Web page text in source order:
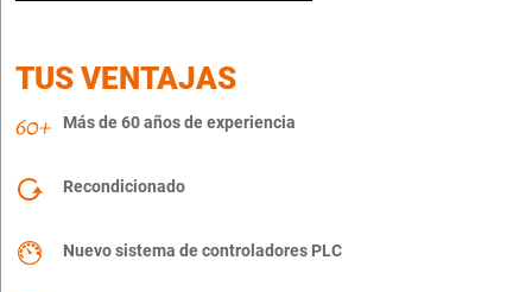
TUS VENTAJAS
Más de 60 años de experiencia
Recondicionado
Nuevo sistema de controladores PLC